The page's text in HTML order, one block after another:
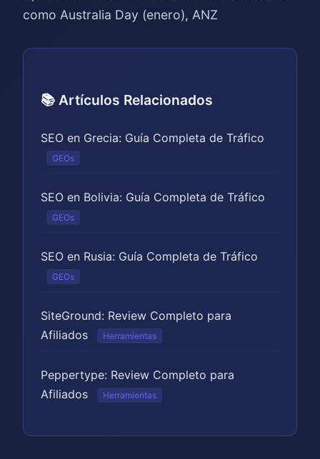
como Australia Day (enero), ANZ
📚 Artículos Relacionados
SEO en Grecia: Guía Completa de Tráfico
GEOs
SEO en Bolivia: Guía Completa de Tráfico
GEOs
SEO en Rusia: Guía Completa de Tráfico
GEOs
SiteGround: Review Completo para
Afiliados
Herramientas
Peppertype: Review Completo para
Afiliados
Herramientas